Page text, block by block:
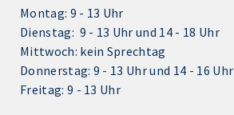
Montag: 9 - 13 Uhr
Dienstag: 9 - 13 Uhr und 14 - 18 Uhr
Mittwoch: kein Sprechtag
Donnerstag: 9 - 13 Uhr und 14 - 16 Uhr
Freitag: 9 - 13 Uhr